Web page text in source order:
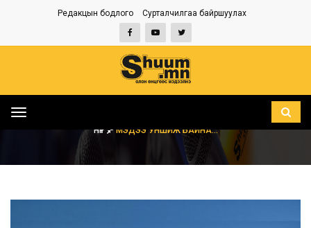
Редакцын бодлого Сурталчилгаа байршуулах
Toggle
НҮҮР МЭДЭЭ УНШИЖ БАЙНА...